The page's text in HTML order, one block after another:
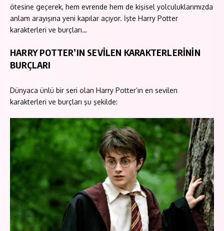
ötesine geçerek, hem evrende hem de kişisel yolculuklarımızda
anlam arayışına yeni kapılar açıyor. İşte Harry Potter
karakterleri ve burçları…
HARRY POTTER’IN SEVİLEN KARAKTERLERİNİN
BURÇLARI
Dünyaca ünlü bir seri olan Harry Potter’ın en sevilen
karakterleri ve burçları şu şekilde: